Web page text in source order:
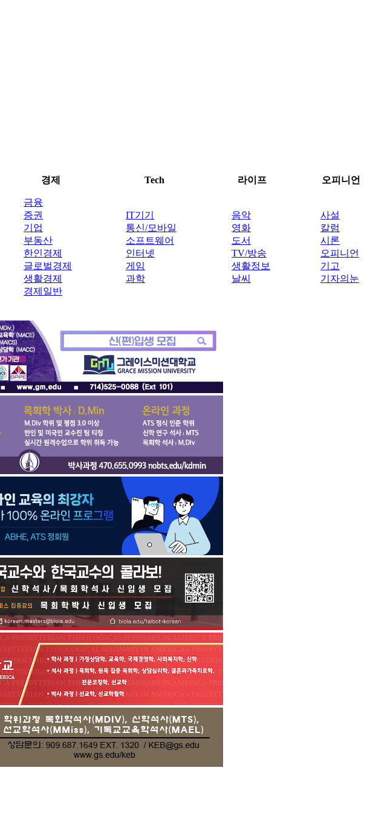
경제 Tech 라이프 오피니언
금융
증권
기업
부동산
한인경제
글로벌경제
생활경제
경제일반
IT기기
통신/모바일
소프트웨어
인터넷
게임
과학
음악
영화
도서
TV/방송
생활정보
날씨
사설
칼럼
시론
오피니언
기고
기자의눈